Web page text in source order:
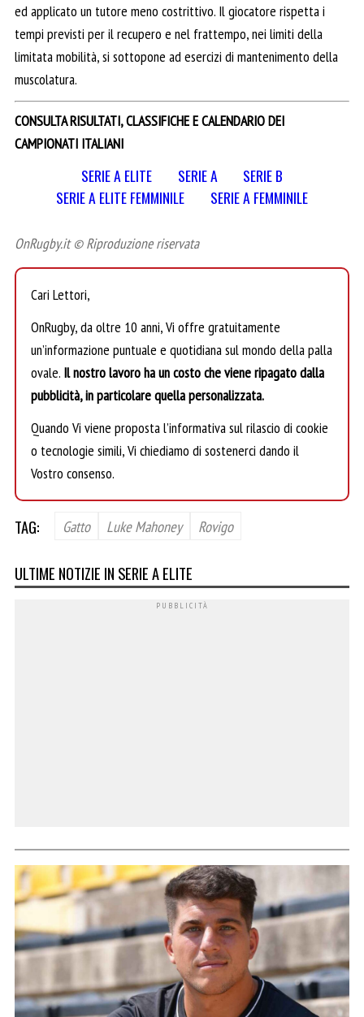
ed applicato un tutore meno costrittivo. Il giocatore rispetta i
tempi previsti per il recupero e nel frattempo, nei limiti della
limitata mobilità, si sottopone ad esercizi di mantenimento della
muscolatura.
CONSULTA RISULTATI, CLASSIFICHE E CALENDARIO DEI
CAMPIONATI ITALIANI
SERIE A ELITE SERIE A
SERIE B
SERIE A ELITE FEMMINILE
SERIE A FEMMINILE
OnRugby.it © Riproduzione riservata
Cari Lettori,
OnRugby, da oltre 10 anni, Vi offre gratuitamente
un’informazione puntuale e quotidiana sul mondo della palla
ovale. Il nostro lavoro ha un costo che viene ripagato dalla
pubblicità, in particolare quella personalizzata.
Quando Vi viene proposta l’informativa sul rilascio di cookie
o tecnologie simili, Vi chiediamo di sostenerci dando il
Vostro consenso.
TAG: Gatto Luke Mahoney Rovigo
ULTIME NOTIZIE IN SERIE A ELITE